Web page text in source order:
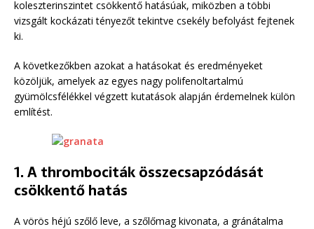
koleszterinszintet csökkentő hatásúak, miközben a többi
vizsgált kockázati tényezőt tekintve csekély befolyást fejtenek
ki.
A következőkben azokat a hatásokat és eredményeket
közöljük, amelyek az egyes nagy polifenoltartalmú
gyümölcsfélékkel végzett kutatások alapján érdemelnek külön
említést.
1. A thrombociták összecsapzódását
csökkentő hatás
A vörös héjú szőlő leve, a szőlőmag kivonata, a gránátalma